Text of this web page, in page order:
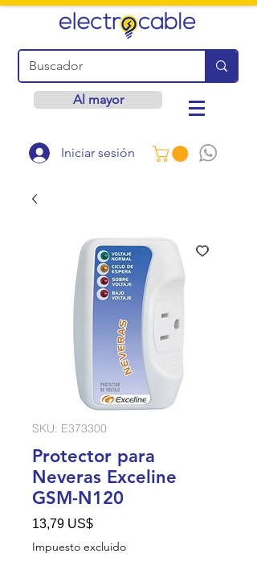
Al mayor
Iniciar sesión
SKU: E373300
Protector para
Neveras Exceline
GSM-N120
13,79 US$Precio
Impuesto excluido